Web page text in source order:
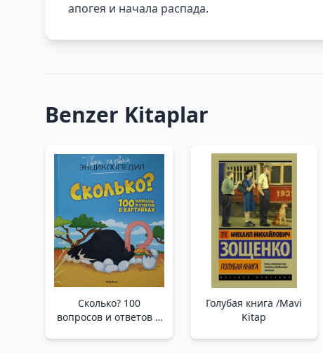
апогея и начала распада.
Benzer Kitaplar
Сколько? 100
вопросов и ответов в
Голубая книга /Mavi
Kitap